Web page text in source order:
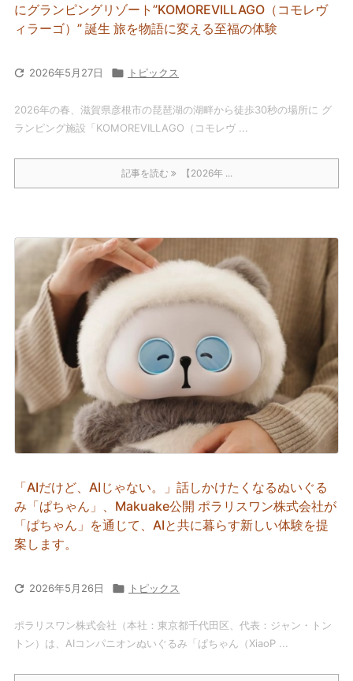
にグランピングリゾート”KOMOREVILLAGO（コモレヴ
ィラーゴ）” 誕生 旅を物語に変える至福の体験
 2026年5月27日  トピックス
2026年の春、滋賀県彦根市の琵琶湖の湖畔から徒歩30秒の場所に グ
ランピング施設「KOMOREVILLAGO（コモレヴ ...
記事を読む 【2026年 ...
「AIだけど、AIじゃない。」話しかけたくなるぬいぐる
み「ぱちゃん」、Makuake公開 ポラリスワン株式会社が
「ぱちゃん」を通じて、AIと共に暮らす新しい体験を提
案します。
 2026年5月26日  トピックス
ポラリスワン株式会社（本社：東京都千代田区、代表：ジャン・トン
トン）は、AIコンパニオンぬいぐるみ「ぱちゃん（XiaoP ...